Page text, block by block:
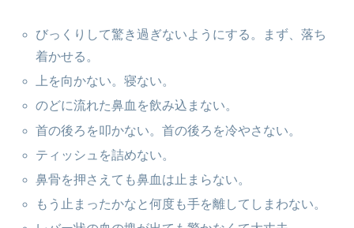
びっくりして驚き過ぎないようにする。まず、落ち
着かせる。
上を向かない。寝ない。
のどに流れた鼻血を飲み込まない。
首の後ろを叩かない。首の後ろを冷やさない。
ティッシュを詰めない。
鼻骨を押さえても鼻血は止まらない。
もう止まったかなと何度も手を離してしまわない。